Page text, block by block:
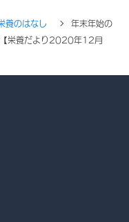
養のはなし
年末年始の
【栄養だより2020年12月